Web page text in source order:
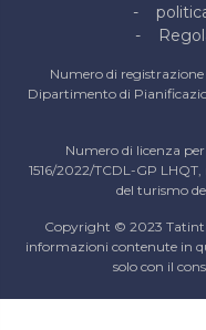
Numero di
Dipartimento di
Numero di licenza
1516/2022/TCDL-GP
del turismo
Copyright © 2023
informazioni contenute in
solo con il